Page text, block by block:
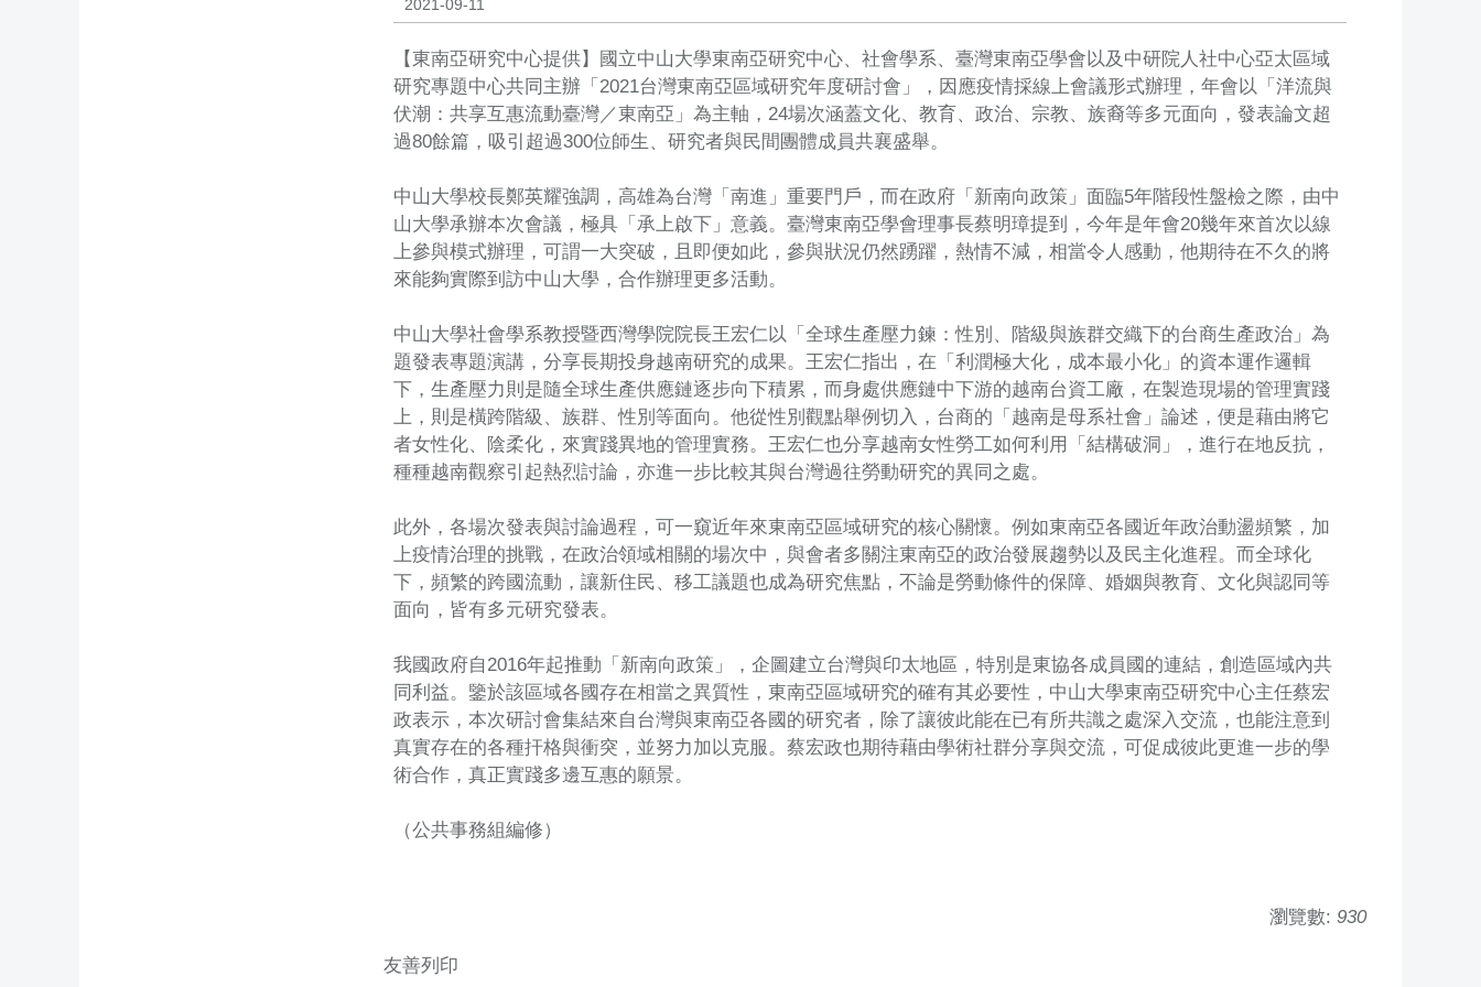
2021-09-11
【東南亞研究中心提供】國立中山大學東南亞研究中心、社會學系、臺灣東南亞學會以及中研院人社中心亞太區域
研究專題中心共同主辦「2021台灣東南亞區域研究年度研討會」，因應疫情採線上會議形式辦理，年會以「洋流與
伏潮：共享互惠流動臺灣／東南亞」為主軸，24場次涵蓋文化、教育、政治、宗教、族裔等多元面向，發表論文超
過80餘篇，吸引超過300位師生、研究者與民間團體成員共襄盛舉。
中山大學校長鄭英耀強調，高雄為台灣「南進」重要門戶，而在政府「新南向政策」面臨5年階段性盤檢之際，由中
山大學承辦本次會議，極具「承上啟下」意義。臺灣東南亞學會理事長蔡明璋提到，今年是年會20幾年來首次以線
上參與模式辦理，可謂一大突破，且即便如此，參與狀況仍然踴躍，熱情不減，相當令人感動，他期待在不久的將
來能夠實際到訪中山大學，合作辦理更多活動。
中山大學社會學系教授暨西灣學院院長王宏仁以「全球生產壓力鍊：性別、階級與族群交織下的台商生產政治」為
題發表專題演講，分享長期投身越南研究的成果。王宏仁指出，在「利潤極大化，成本最小化」的資本運作邏輯
下，生產壓力則是隨全球生產供應鏈逐步向下積累，而身處供應鏈中下游的越南台資工廠，在製造現場的管理實踐
上，則是橫跨階級、族群、性別等面向。他從性別觀點舉例切入，台商的「越南是母系社會」論述，便是藉由將它
者女性化、陰柔化，來實踐異地的管理實務。王宏仁也分享越南女性勞工如何利用「結構破洞」，進行在地反抗，
種種越南觀察引起熱烈討論，亦進一步比較其與台灣過往勞動研究的異同之處。
此外，各場次發表與討論過程，可一窺近年來東南亞區域研究的核心關懷。例如東南亞各國近年政治動盪頻繁，加
上疫情治理的挑戰，在政治領域相關的場次中，與會者多關注東南亞的政治發展趨勢以及民主化進程。而全球化
下，頻繁的跨國流動，讓新住民、移工議題也成為研究焦點，不論是勞動條件的保障、婚姻與教育、文化與認同等
面向，皆有多元研究發表。
我國政府自2016年起推動「新南向政策」，企圖建立台灣與印太地區，特別是東協各成員國的連結，創造區域內共
同利益。鑒於該區域各國存在相當之異質性，東南亞區域研究的確有其必要性，中山大學東南亞研究中心主任蔡宏
政表示，本次研討會集結來自台灣與東南亞各國的研究者，除了讓彼此能在已有所共識之處深入交流，也能注意到
真實存在的各種扞格與衝突，並努力加以克服。蔡宏政也期待藉由學術社群分享與交流，可促成彼此更進一步的學
術合作，真正實踐多邊互惠的願景。
（公共事務組編修）
瀏覽數: 930
友善列印